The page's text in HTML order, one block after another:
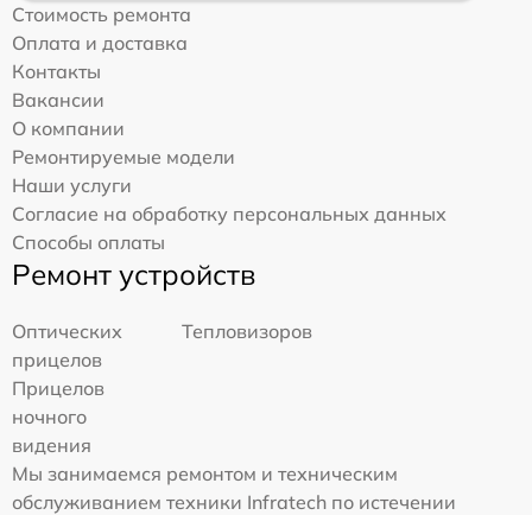
Стоимость ремонта
Оплата и доставка
Контакты
Вакансии
О компании
Ремонтируемые модели
Наши услуги
Согласие на обработку персональных данных
Способы оплаты
Ремонт устройств
Оптических
прицелов
Тепловизоров
Прицелов
ночного
видения
Мы занимаемся ремонтом и техническим
обслуживанием техники Infratech по истечении